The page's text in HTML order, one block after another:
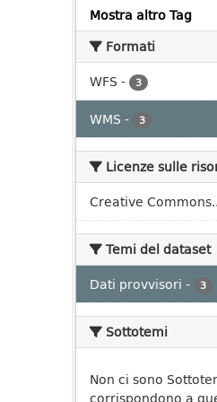
Mostra altro Tag
Formati
WFS - 3
WMS - 3
Licenze sulle
Creative
Temi del dataset
Dati provvisori - 3
Sottotemi
Non ci sono
corrispondono a